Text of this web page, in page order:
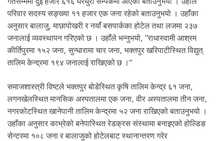
परिवार सदस्य सङ्ख्या ११ हजार एक जना रहेको बताउनुभयो । उहाँका
अनुसार बालाजु, माछापोखरी र नयाँ बसपार्कका होटेल तथा लजमा २३७
जनालाई व्यवस्थापन गरिएको छ । उहाँले भन्नुभयो, “राधास्वामी आश्रम
कीर्तिपुरमा १५२ जना, सुन्धारामा चार जना, भक्तपुर खरिपाटीस्थित विद्युत्
तालिम केन्द्रमा १९४ जनालाई राखिएको छ ।”
समाजशास्त्री विष्टले भक्तपुर बोडेस्थित कृषि तालिम केन्द्र ६१ जना,
लगनखेलस्थित मानसिक अस्पतालमा एक जना, वीर अस्पतालमा तीन जना,
नगरकोटस्थित खानेपानी तालिम केन्द्रमा ५२ जना राखिएको बताउनुभयो ।
उहाँका अनुसार काभ्रेको बनेपास्थित रेडक्रस संस्थामा बनाइएको होल्डिङ
सेन्टरमा १०८ जना र बालाजुको होटेलबाट स्थानान्तरण गरेर